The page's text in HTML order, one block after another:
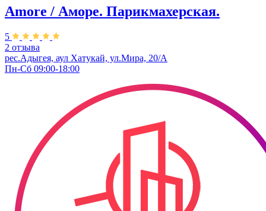
Amore / Аморе. Парикмахерская.
5
2 отзыва
рес.Адыгея, аул Хатукай, ул.Мира, 20/А
Пн-Сб 09:00-18:00